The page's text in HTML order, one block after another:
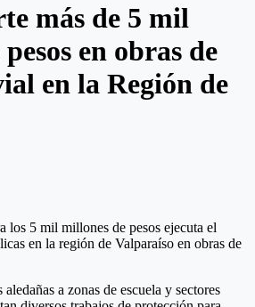
más de 5 mil
en obras de
en la Región de
los 5 mil millones de pesos ejecuta el
en la región de Valparaíso en obras de
aledañas a zonas de escuela y sectores